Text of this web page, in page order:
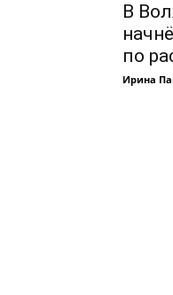
В
по
Ирина